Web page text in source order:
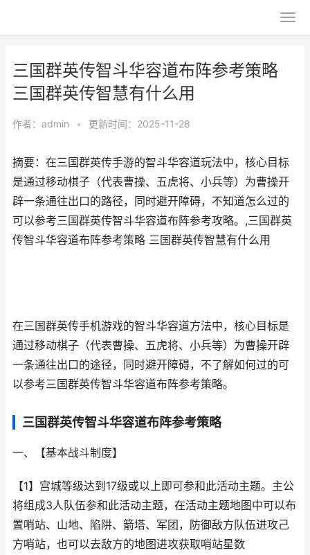
三国群英传智斗华容道布阵参考策略
三国群英传智慧有什么用
作者： admin • 更新时间：2025-11-28
摘要：在三国群英传手游的智斗华容道玩法中，核心目标
是通过移动棋子（代表曹操、五虎将、小兵等）为曹操开
辟一条通往出口的路径，同时避开障碍，不知道怎么过的
可以参考三国群英传智斗华容道布阵参考攻略。,三国群英
传智斗华容道布阵参考策略 三国群英传智慧有什么用
在三国群英传手机游戏的智斗华容道方法中，核心目标是
通过移动棋子（代表曹操、五虎将、小兵等）为曹操开辟
一条通往出口的途径，同时避开障碍，不了解如何过的可
以参考三国群英传智斗华容道布阵参考策略。
三国群英传智斗华容道布阵参考策略
一、【基本战斗制度】
【1】宫城等级达到17级或以上即可参和此活动主题。主公
将组成3人队伍参和此活动主题，在活动主题地图中可以布
置哨站、山地、陷阱、箭塔、军团，防御敌方队伍进攻己
方哨站，也可以去敌方的地图进攻获取哨站星数